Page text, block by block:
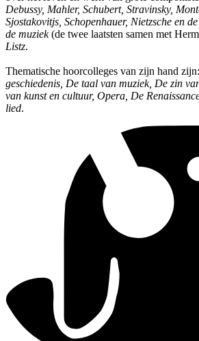
Debussy, Mahler, Schubert, Stravinsky,
Sjostakovitjs, Schopenhauer, Nietzsche en
de muziek(de twee laatsten samen met
Listz.
Thematische hoorcolleges van zijn hand zijn:
geschiedenis, De taal van muziek, De zin
van kunst en cultuur, Opera, De
lied.